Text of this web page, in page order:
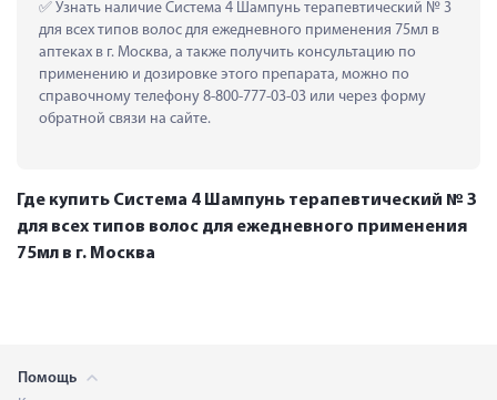
Узнать наличие Система 4 Шампунь терапевтический № 3
для всех типов волос для ежедневного применения 75мл в
аптеках в г. Москва, а также получить консультацию по
применению и дозировке этого препарата, можно по
справочному телефону 8-800-777-03-03 или через форму
обратной связи на сайте.
Где купить Система 4 Шампунь терапевтический № 3
для всех типов волос для ежедневного применения
75мл в г. Москва
Помощь